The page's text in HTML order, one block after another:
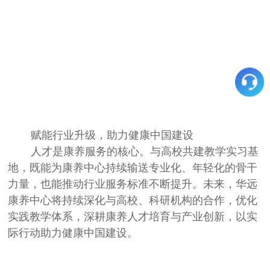
赋能行业升级，助力健康中国建设
人才是康养服务的核心。与高校共建教学实习基
地，既能为康养中心持续输送专业化、年轻化的骨干
力量，也能推动行业服务标准不断提升。未来，华远
康养中心将持续深化与高校、科研机构的合作，优化
实践教学体系，深耕康养人才培育与产业创新，以实
际行动助力健康中国建设。